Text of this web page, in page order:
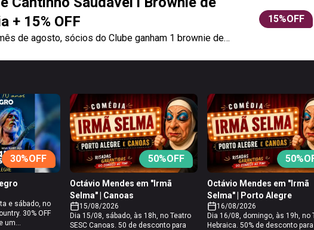
+ 15% OFF
de agosto, sócios do Clube ganham 1 brownie de
15%OFF
30%OFF
e sábado, no
30% OFF
um
50%OFF
Octávio Mendes em "Irmã
Selma" | Canoas
15/08/2026
Dia 15/08, sábado, às 18h, no Teatro
SESC Canoas. 50 de desconto para
50
Octávio Mendes em "Irmã
Selma" | Porto Alegre
16/08/2026
Dia 16/08, domingo, às 19h, no
Hebraica. 50% de desconto para